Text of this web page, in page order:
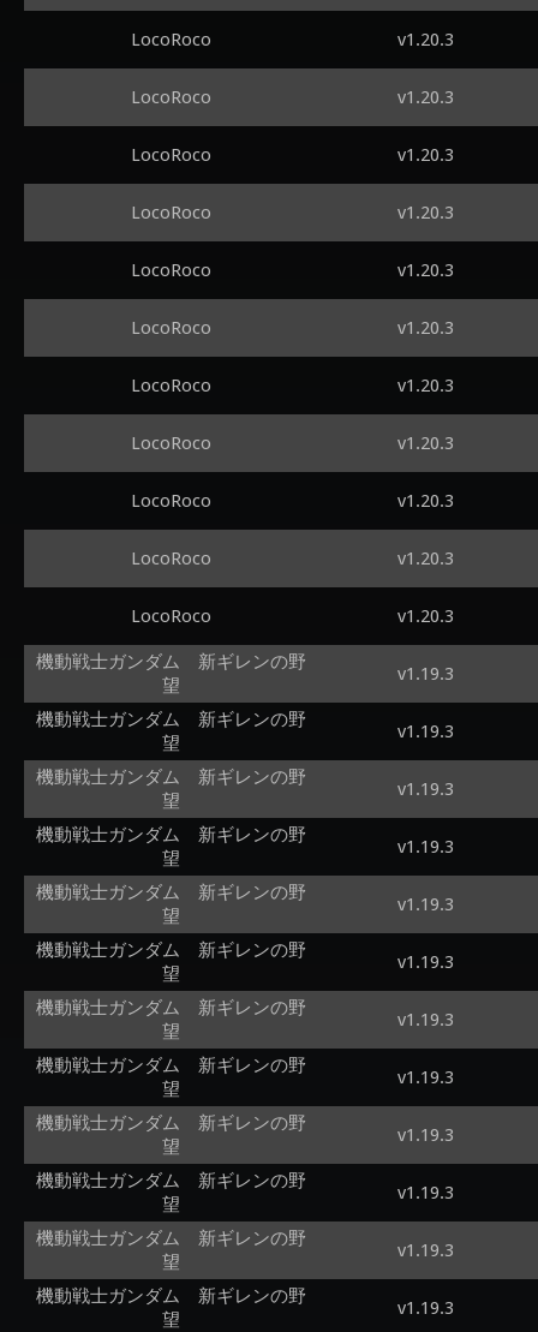
LocoRoco v1.20.3
LocoRoco v1.20.3
LocoRoco v1.20.3
LocoRoco v1.20.3
LocoRoco v1.20.3
LocoRoco v1.20.3
LocoRoco v1.20.3
LocoRoco v1.20.3
LocoRoco v1.20.3
LocoRoco v1.20.3
LocoRoco v1.20.3
機動戦士ガンダム 新ギレンの野
望
v1.19.3
機動戦士ガンダム 新ギレンの野
望
v1.19.3
機動戦士ガンダム 新ギレンの野
望
v1.19.3
機動戦士ガンダム 新ギレンの野
望
v1.19.3
機動戦士ガンダム 新ギレンの野
望
v1.19.3
機動戦士ガンダム 新ギレンの野
望
v1.19.3
機動戦士ガンダム 新ギレンの野
望
v1.19.3
機動戦士ガンダム 新ギレンの野
望
v1.19.3
機動戦士ガンダム 新ギレンの野
望
v1.19.3
機動戦士ガンダム 新ギレンの野
望
v1.19.3
機動戦士ガンダム 新ギレンの野
望
v1.19.3
機動戦士ガンダム 新ギレンの野
望
v1.19.3